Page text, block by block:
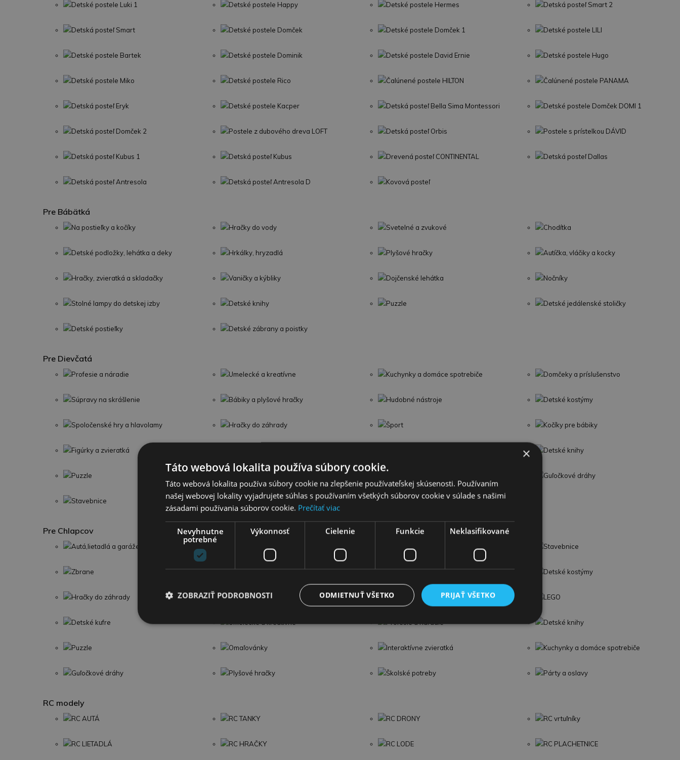
Detské postele Luki 1 Detské postele Happy Detské postele Hermes Detská posteľ Smart 2
Detská posteľ Smart Detské postele Domček Detské postele Domček 1 Detské postele LILI
Detské postele Bartek Detské postele Dominik Detské postele David Ernie Detské postele Hugo
Detské postele Miko Detské postele Rico Čalúnené postele HILTON Čalúnené postele PANAMA
Detská posteľ Eryk Detské postele Kacper Detská posteľ Bella Sima Montessori Detské postele Domček DOMI 1
Detská posteľ Domček 2 Postele z dubového dreva LOFT Detská posteľ Orbis Postele s prístelkou DÁVID
Detská posteľ Kubus 1 Detská posteľ Kubus Drevená posteľ CONTINENTAL Detská posteľ Dallas
Detská posteľ Antresola Detská posteľ Antresola D Kovová posteľ
Pre Bábätká
Na postieľky a kočíky Hračky do vody Svetelné a zvukové Chodítka
Detské podložky, lehátka a deky Hrkálky, hryzadlá Plyšové hračky Autíčka, vláčiky a kocky
Hračky, zvieratká a skladačky Vaničky a kýbliky Dojčenské lehátka Nočníky
Stolné lampy do detskej izby Detské knihy Puzzle Detské jedálenské stoličky
Detské postieľky Detské zábrany a poistky
Pre Dievčatá
Profesie a náradie Umelecké a kreatívne Kuchynky a domáce spotrebiče Domčeky a príslušenstvo
Súpravy na skrášlenie Bábiky a plyšové hračky Hudobné nástroje Detské kostýmy
Spoločenské hry a hlavolamy Hračky do záhrady Šport Kočíky pre bábiky
Figúrky a zvieratká Detské knihy
Puzzle Guľočkové dráhy
Stavebnice Školské potreby Párty a oslavy
Pre Chlapcov
Autá,lietadlá a garáže Stavebnice
Zbrane Hudobné nástroje Spoločenské hry a hlavolamy Detské kostýmy
Hračky do záhrady Šport Figúrky a zvieratká LEGO
Detské kufre Umelecké a kreatívne Profesie a náradie Detské knihy
Puzzle Omaľovánky Interaktívne zvieratká Kuchynky a domáce spotrebiče
Guľočkové dráhy Plyšové hračky Školské potreby Párty a oslavy
RC modely
RC AUTÁ RC TANKY RC DRONY RC vrtuľníky
RC LIETADLÁ RC HRAČKY RC LODE RC PLACHETNICE
×
Táto webová lokalita používa súbory cookie.
Táto webová lokalita používa súbory cookie na zlepšenie používateľskej skúsenosti. Používaním
našej webovej lokality vyjadrujete súhlas s používaním všetkých súborov cookie v súlade s našimi
zásadami používania súborov cookie. Prečítať viac
Nevyhnutne
potrebné
Výkonnosť Cielenie Funkcie Neklasifikované
PRIJAŤ VŠETKO
ODMIETNUŤ VŠETKO
ZOBRAZIŤ PODROBNOSTI